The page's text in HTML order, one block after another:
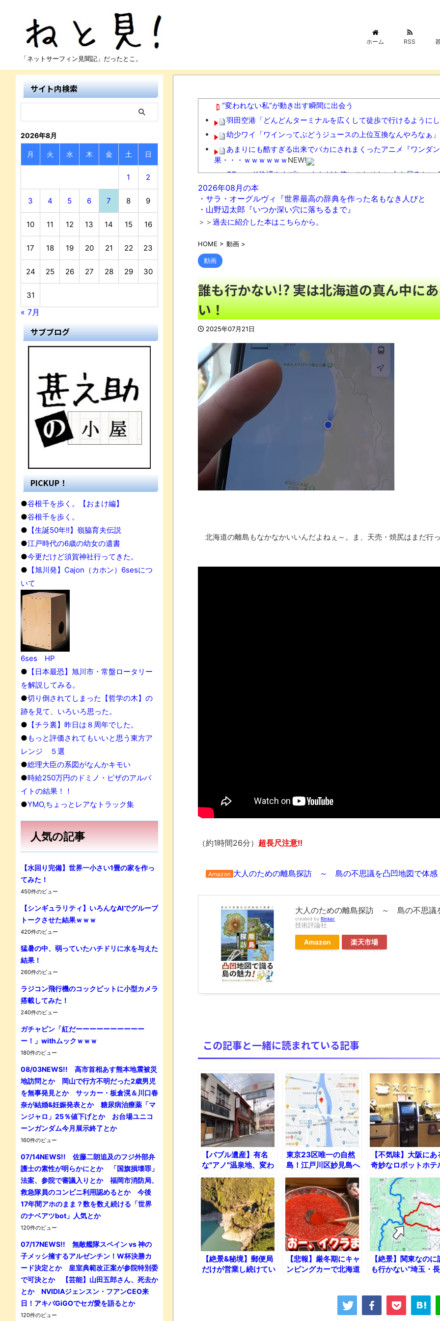
「ネットサーフィン見聞記」だったとこ。
ホーム RSS
“変われない私”が動き出す瞬間に出会う
羽田空港「どんどんターミナルを広くして徒歩で行けるように
幼少ワイ「ワインってぶどうジュースの上位互換なんやろなぁ」
あまりにも酷すぎる出来でバカにされまくったアニメ『ワンダ
果・・・ｗｗｗｗｗｗNEW!
QRコード決済やタブレットなどを使いこなせない人も居るとい
長瀬智也さん、バイク画像を投稿するも見た目が汚らしいとネ
【サッカー界激震】韓国サッカー協会、W杯予選の審判に“性
つかるNEW!
携帯代７万払えなくて詰みそうなんだがどうすれば……
【通報】停車中の車に追突してきた自転車キッズ、とんでもな
「住信SBI」が「ドコモの銀行」に変わってうんざりしてるやつ
【動画】ロシアの空挺兵、パラシュートが開かずに墜落してし
【動画】熊本地震発生時の手術室の様子が公開されるNEW!
08/07NEWS!! 男女同室で「着替えられない」雑魚寝も…避難
名とか 「週刊少年ジャンプ」発行部数が初の100万部割れとか 「
更とか NEW!
「これで11万取られたの!?」あるX民が玄関ドアノブの修理を頼
【07日の新刊】「魔女と傭兵 9」「転生したら第七王子だっ
の田舎暮らし 6」
「題名のない音楽会」ゲーム音楽批判から36年 ～因果な逆転劇
50歳になりました
凡庸な悪
ロープと滑車と犬マスクでエクストリーム変身。
お前らの身体の悩み教えてくれ
『FF15』が発売10周年！ノクティスフィギュアなどが当たる記
みんななんだかんだ言ってお金持ってんじゃん
映画ちいかわ観に行ったので感想を書きます(若干ネタバレあり
独学で挑んだ2026年二級建築士学科試験結果速報（仮）
【衝撃】道志村の骨や服、沢の上流から流されてきた可能性・・
オーストラリアの男性飛行家 太平洋横断飛行
「ム、ムリです・・・」メガネ美人ナースに入院中のオレのオナ
ブログお引越しのお知らせ
まるで親子のような子猫とシェパード
【極画像】名古屋の地下鉄wwwwwwwwwwww
全方位青い芝包囲網すぎて色々見失う、新しい仕事観
見ていると！悲しくなってしまう猫の画像の数々！！
Powered by livedoor 相互RSS
2026年08月の本
・サラ・オーグルヴィ『世界最高の辞典を作った名もなき人びと
・山野辺太郎『いつか深い穴に落ちるまで』
＞＞ 過去に紹介した本はこちらから。
HOME > 動画 >
動画
誰も行かない!? 実は北海道の真ん中に
い！
2025年07月21日
北海道の離島もなかなかいいんだよねぇ～。ま、天売・焼尻はまだ行
（約1時間26分） 超長尺注意!!
Amazon 大人のための離島探訪 ～ 島の不思議を凸凹地図で体感
大人のための離島探訪 ～ 島の不思議
created by Rinker
技術評論社
Amazon 楽天市場
この記事と一緒に読まれている記事
【バブル遺産】有名
な"アノ"温泉地、変わ
り果てた姿で発見され
る!!
東京23区唯一の自然
島！江戸川区妙見島へ
の旅
【不気味】大阪にあ
奇妙なロボットホテ
に泊まってみたｗ
【絶景&秘境】郵便局
だけが営業し続けてい
【悲報】厳冬期にキャ
ンピングカーで北海道
【絶景】関東なのに
も行かない”埼玉・長
サイト内検索
2026年8月
月 火 水 木 金 土 日
1 2
3 4 5 6 7 8 9
10 11 12 13 14 15 16
17 18 19 20 21 22 23
24 25 26 27 28 29 30
31
« 7月
サブブログ
PICKUP！
●谷根千を歩く。【おまけ編】
●谷根千を歩く。
● 【生誕50年!!】嶺脇育夫伝説
●江戸時代の6歳の幼女の遺書
●今更だけど須賀神社行ってきた。
● 【旭川発】Cajon（カホン）6sesにつ
いて
6ses HP
● 【日本最恐】旭川市・常盤ロータリー
を解説してみる。
●切り倒されてしまった【哲学の木】の
跡を見て、いろいろ思った。
● 【チラ裏】昨日は８周年でした。
●もっと評価されてもいいと思う東方ア
レンジ ５選
●総理大臣の系図がなんかキモい
●時給250万円のドミノ・ピザのアルバ
イトの結果！！
●YMO,ちょっとレアなトラック集
人気の記事
【水回り完備】世界一小さい1畳の家を作っ
てみた！
450件のビュー
【シンギュラリティ】いろんなAIでグループ
トークさせた結果ｗｗｗ
420件のビュー
猛暑の中、弱っていたハチドリに水を与えた
結果！
260件のビュー
ラジコン飛行機のコックピットに小型カメラ
搭載してみた！
240件のビュー
ガチャピン「紅だーーーーーーーーーー
ー！」withムックｗｗｗ
180件のビュー
08/03NEWS!! 高市首相あす熊本地震被災
地訪問とか 岡山で行方不明だった2歳男児
を無事発見とか サッカー・板倉滉＆川口春
奈が結婚&妊娠発表とか 糖尿病治療薬「マ
ンジャロ」25％値下げとか お台場ユニコ
ーンガンダム今月展示終了とか
160件のビュー
07/14NEWS!! 佐藤二朗追及のフジ外部弁
護士の素性が明らかにとか 「国旗損壊罪」
法案、参院で審議入りとか 福岡市消防局、
救急隊員のコンビニ利用認めるとか 今後
17年間アホのまま？数を数え続ける「世界
のナベアツbot」人気とか
120件のビュー
07/17NEWS!! 無敵艦隊スペイン vs 神の
子メッシ擁するアルゼンチン！W杯決勝カ
ード決定とか 皇室典範改正案が参院特別委
で可決とか 【芸能】山田五郎さん、死去か
とか NVIDIAジェンスン・フアンCEO来
日！アキバGiGOでセガ愛を語るとか
120件のビュー